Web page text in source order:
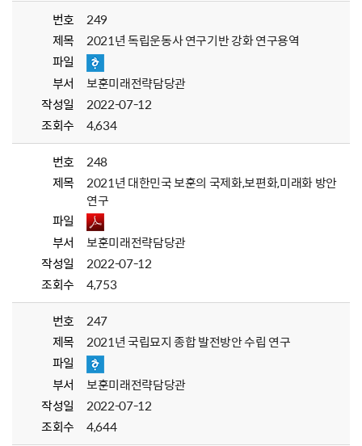
번호
249
제목
2021년 독립운동사 연구기반 강화 연구용역
파일
부서
보훈미래전략담당관
작성일
2022-07-12
조회수
4,634
번호
248
제목
2021년 대한민국 보훈의 국제화,보편화,미래화 방안
연구
파일
부서
보훈미래전략담당관
작성일
2022-07-12
조회수
4,753
번호
247
제목
2021년 국립묘지 종합 발전방안 수립 연구
파일
부서
보훈미래전략담당관
작성일
2022-07-12
조회수
4,644